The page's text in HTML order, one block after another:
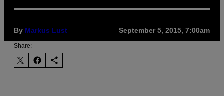
By Markus Lust September 5, 2015, 7:00am
Share: